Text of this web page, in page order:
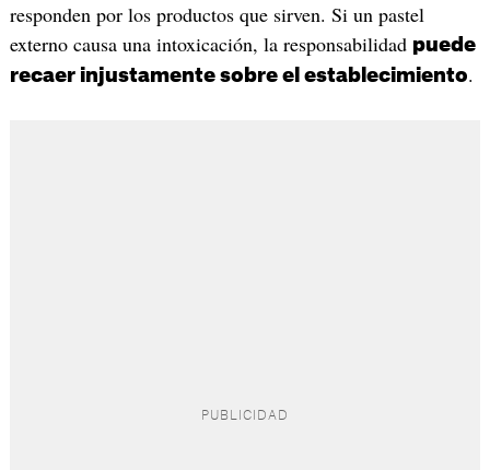
responden por los productos que sirven. Si un pastel
externo causa una intoxicación, la responsabilidad puede
recaer injustamente sobre el establecimiento.